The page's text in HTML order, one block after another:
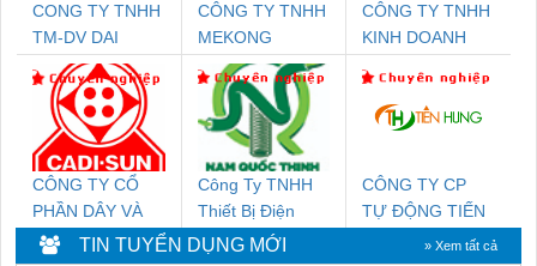
CONG TY TNHH
TM-DV DAI
DONG THANH
CÔNG TY TNHH
MEKONG
MARINE
SUPPLY
CÔNG TY TNHH
KINH DOANH
PHƯƠNG NAM
CÔNG TY CỔ
PHẦN DÂY VÀ
CÁP ĐIỆN
Công Ty TNHH
Thiết Bị Điện
Nam Quốc Thịnh
CÔNG TY CP
TỰ ĐỘNG TIẾN
TIN TUYỂN DỤNG MỚI » Xem tất cả